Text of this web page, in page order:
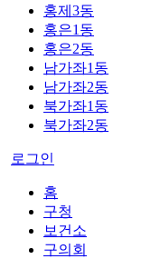
홍제3동
홍은1동
홍은2동
남가좌1동
남가좌2동
북가좌1동
북가좌2동
로그인
홈
구청
보건소
구의회